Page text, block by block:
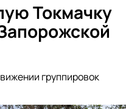
Токмачку
группировок